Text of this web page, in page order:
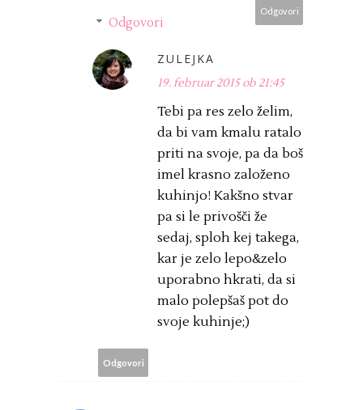
Odgovori
Odgovori
ZULEJKA
19. februar 2015 ob 21:45
Tebi pa res zelo želim,
da bi vam kmalu ratalo
priti na svoje, pa da boš
imel krasno založeno
kuhinjo! Kakšno stvar
pa si le privošči že
sedaj, sploh kej takega,
kar je zelo lepo&zelo
uporabno hkrati, da si
malo polepšaš pot do
svoje kuhinje;)
Odgovori